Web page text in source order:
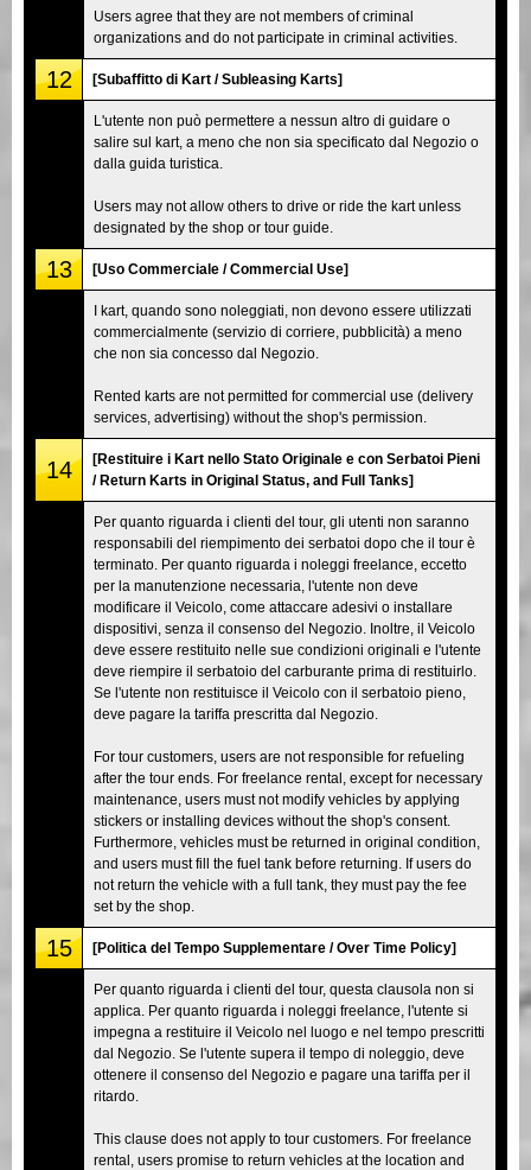
Users agree that they are not members of criminal
organizations and do not participate in criminal activities.
12 [Subaffitto di Kart / Subleasing Karts]
L'utente non può permettere a nessun altro di guidare o
salire sul kart, a meno che non sia specificato dal Negozio o
dalla guida turistica.
Users may not allow others to drive or ride the kart unless
designated by the shop or tour guide.
13 [Uso Commerciale / Commercial Use]
I kart, quando sono noleggiati, non devono essere utilizzati
commercialmente (servizio di corriere, pubblicità) a meno
che non sia concesso dal Negozio.
Rented karts are not permitted for commercial use (delivery
services, advertising) without the shop's permission.
14
[Restituire i Kart nello Stato Originale e con Serbatoi Pieni
/ Return Karts in Original Status, and Full Tanks]
Per quanto riguarda i clienti del tour, gli utenti non saranno
responsabili del riempimento dei serbatoi dopo che il tour è
terminato. Per quanto riguarda i noleggi freelance, eccetto
per la manutenzione necessaria, l'utente non deve
modificare il Veicolo, come attaccare adesivi o installare
dispositivi, senza il consenso del Negozio. Inoltre, il Veicolo
deve essere restituito nelle sue condizioni originali e l'utente
deve riempire il serbatoio del carburante prima di restituirlo.
Se l'utente non restituisce il Veicolo con il serbatoio pieno,
deve pagare la tariffa prescritta dal Negozio.
For tour customers, users are not responsible for refueling
after the tour ends. For freelance rental, except for necessary
maintenance, users must not modify vehicles by applying
stickers or installing devices without the shop's consent.
Furthermore, vehicles must be returned in original condition,
and users must fill the fuel tank before returning. If users do
not return the vehicle with a full tank, they must pay the fee
set by the shop.
15 [Politica del Tempo Supplementare / Over Time Policy]
Per quanto riguarda i clienti del tour, questa clausola non si
applica. Per quanto riguarda i noleggi freelance, l'utente si
impegna a restituire il Veicolo nel luogo e nel tempo prescritti
dal Negozio. Se l'utente supera il tempo di noleggio, deve
ottenere il consenso del Negozio e pagare una tariffa per il
ritardo.
This clause does not apply to tour customers. For freelance
rental, users promise to return vehicles at the location and